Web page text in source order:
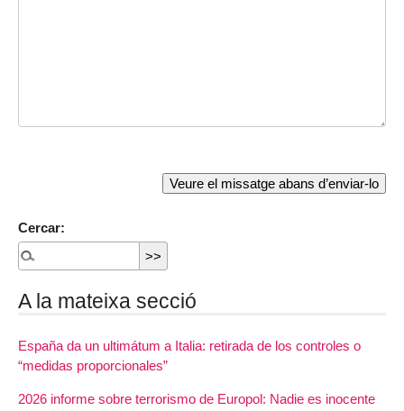
Cercar:
A la mateixa secció
España da un ultimátum a Italia: retirada de los controles o
“medidas proporcionales”
2026 informe sobre terrorismo de Europol: Nadie es inocente